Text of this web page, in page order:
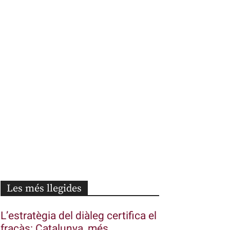
Les més llegides
L’estratègia del diàleg certifica el